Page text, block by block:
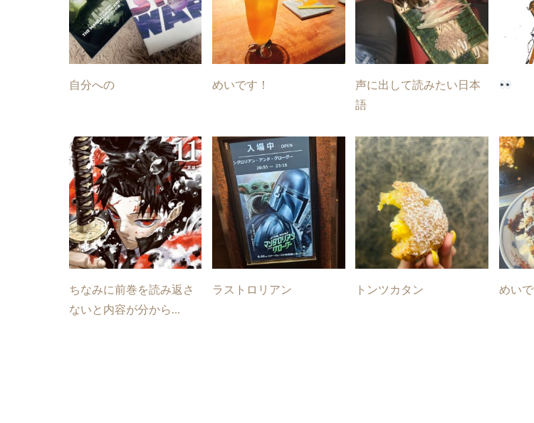
自分への めいです！
声に出して読みたい日本
語
ちなみに前巻を読み返さ
ないと内容が分から...
ラストロリアン トンツカタン めいで